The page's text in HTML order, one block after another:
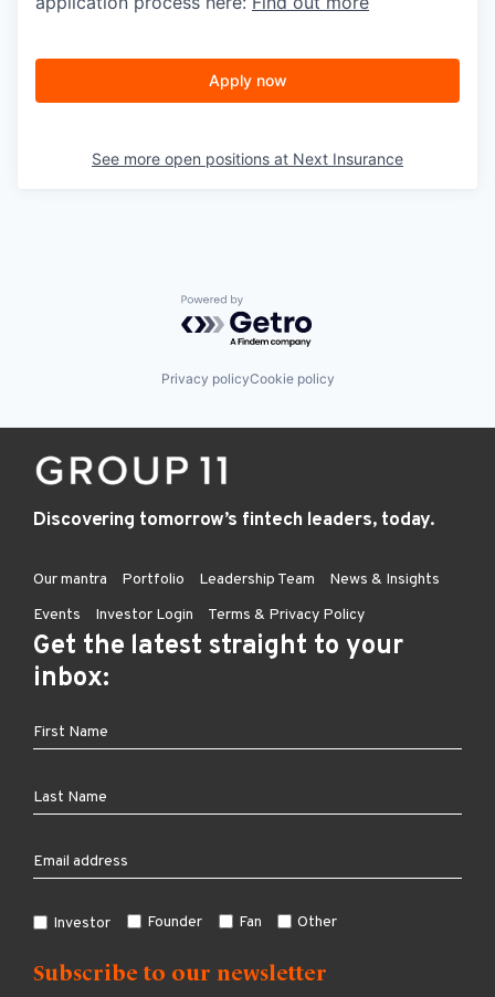
Apply now
See more open positions at Next Insurance
Powered by Getro.com
Privacy policyCookie policy
Discovering tomorrow’s fintech leaders, today.
Our mantra Portfolio Leadership Team
News & Insights
Events
Investor Login Terms & Privacy Policy
Get the latest straight to your
inbox:
Investor Founder Fan Other